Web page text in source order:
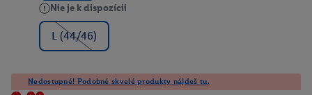
Nie je k dispozícii
L (44/46)
Nedostupné! Podobné skvelé produkty nájdeš tu.